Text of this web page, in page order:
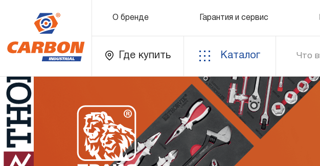
О бренде Гарантия и сервис
Где купить Каталог
Золотая лихорадка
Новинки